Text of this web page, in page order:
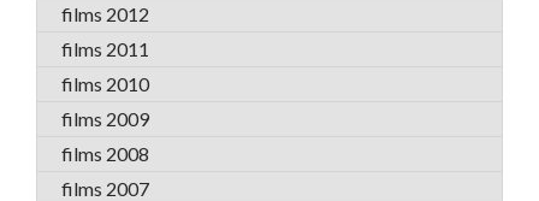
films 2012
films 2011
films 2010
films 2009
films 2008
films 2007